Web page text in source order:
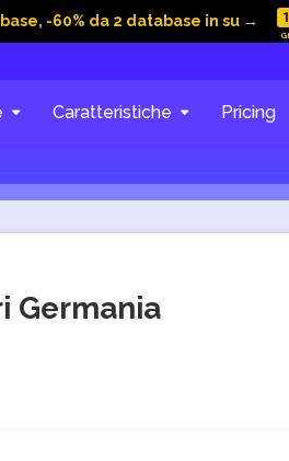
-60% da 2 database in su → 1
Caratteristiche Pricing
Germania